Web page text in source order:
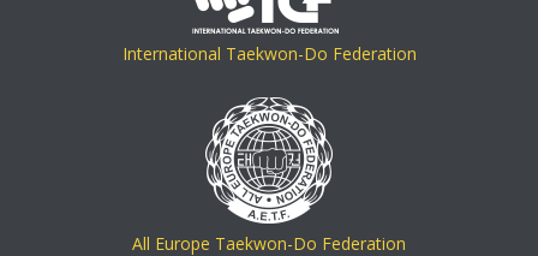
International Taekwon-Do Federation
All Europe Taekwon-Do Federation